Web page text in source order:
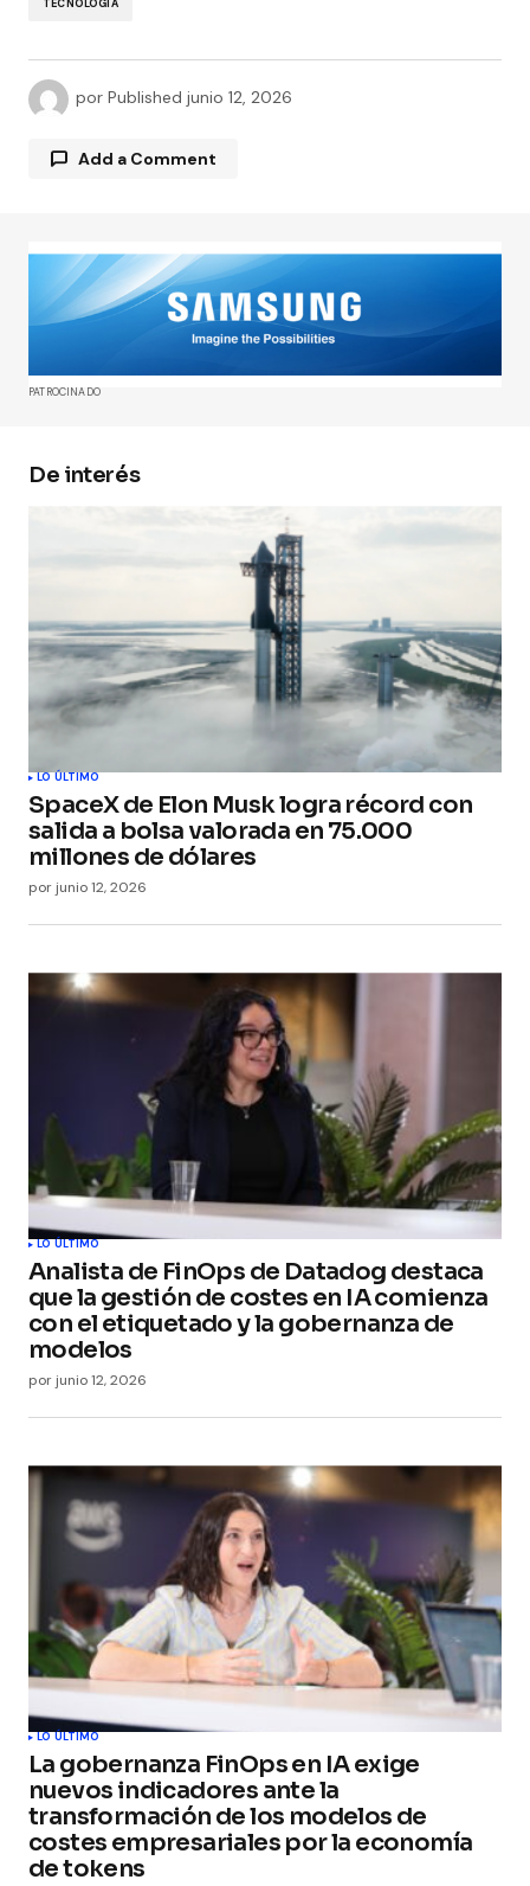
TECNOLOGÍA
por Published junio 12, 2026
Add a Comment
Tu dirección de correo electrónico no será
publicada.Los campos obligatorios están
marcados con*
Comment*
Guarda mi nombre, correo electrónico y web en
este navegador para la próxima vez que
comente.
PATROCINADO
De interés
LO ÚLTIMO
SpaceX de Elon Musk logra récord con
salida a bolsa valorada en 75.000
millones de dólares
por junio 12, 2026
LO ÚLTIMO
Analista de FinOps de Datadog destaca
que la gestión de costes en IA comienza
con el etiquetado y la gobernanza de
modelos
por junio 12, 2026
LO ÚLTIMO
La gobernanza FinOps en IA exige
nuevos indicadores ante la
transformación de los modelos de
costes empresariales por la economía
de tokens